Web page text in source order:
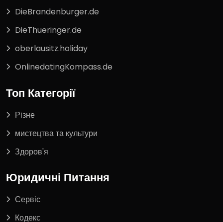
DieBrandenburger.de
DieThueringer.de
oberlausitz.holiday
OnlinedatingKompass.de
Топ Категорії
Різне
мистецтва та культури
Здоров'я
Юридичні Питання
Сервіс
Кодекс